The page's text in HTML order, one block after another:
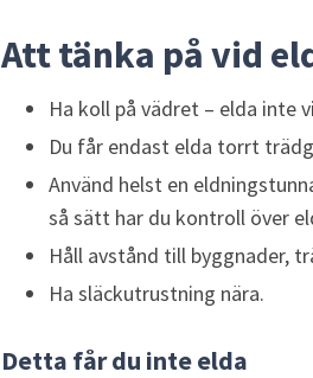
Att tänka på vid
Ha koll på vädret – elda inte
Du får endast elda torrt
Använd helst en
så sätt har du kontroll över
Håll avstånd till byggnader,
Ha släckutrustning nära.
Detta får du inte elda